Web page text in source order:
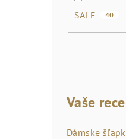
SALE 40
Vaše
Dámske